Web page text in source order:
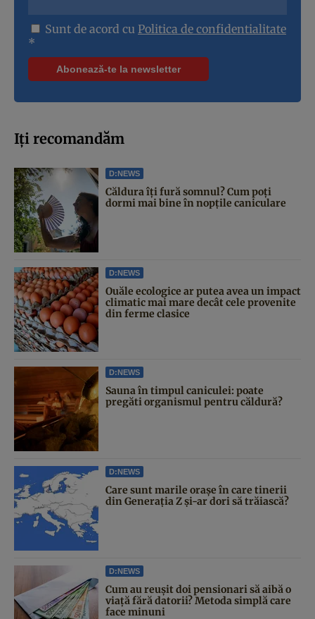
Sunt de acord cu Politica de confidentialitate
*
Iți recomandăm
D:NEWS
Căldura îți fură somnul? Cum poți
dormi mai bine în nopțile caniculare
D:NEWS
Ouăle ecologice ar putea avea un impact
climatic mai mare decât cele provenite
din ferme clasice
D:NEWS
Sauna în timpul caniculei: poate
pregăti organismul pentru căldură?
D:NEWS
Care sunt marile orașe în care tinerii
din Generația Z și-ar dori să trăiască?
D:NEWS
Cum au reușit doi pensionari să aibă o
viață fără datorii? Metoda simplă care
face minuni